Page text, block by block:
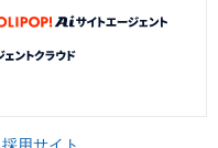
採用サイト